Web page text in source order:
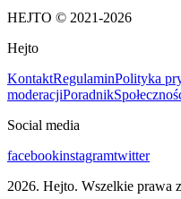
HEJTO © 2021-2026
Hejto
KontaktRegulaminPolityka
moderacjiPoradnik
Social media
facebookinstagramtwitter
2026. Hejto. Wszelkie prawa